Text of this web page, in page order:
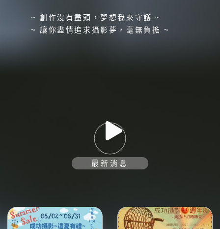
~ 創作沒有盡頭，夢想我來守護 ~
~ 讓你盡情追求攝影夢，毫無負擔 ~
最新消息